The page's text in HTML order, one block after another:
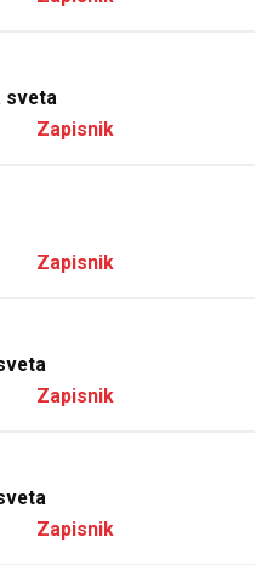
sveta
Zapisnik
Zapisnik
Zapisnik
Zapisnik